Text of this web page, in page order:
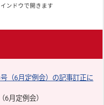
ンドウで開きます
（6月定例会）の記事訂正に
月定例会）